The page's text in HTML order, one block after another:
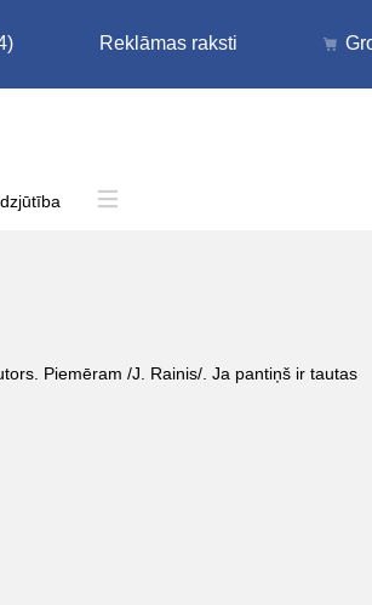
Reklāmas raksti
Piemēram /J. Rainis/. Ja pantiņš ir tautas